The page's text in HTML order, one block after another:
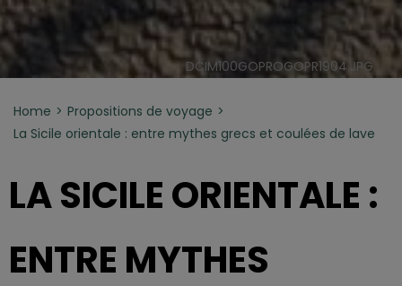
DCIM100GOPROGOPR1904.JPG
Home
Propositions de voyage
La Sicile orientale : entre mythes grecs et coulées de lave
LA SICILE ORIENTALE :
ENTRE MYTHES